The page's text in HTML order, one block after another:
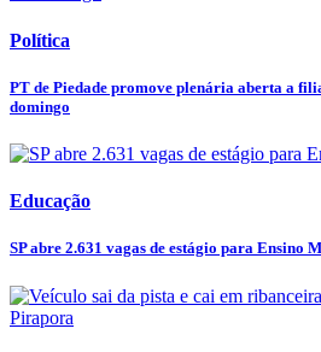
Política
PT de Piedade promove plenária aberta a
domingo
Educação
SP abre 2.631 vagas de estágio para Ensino